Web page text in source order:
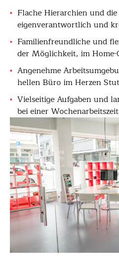
Flache Hierarchien und
eigenverantwortlich und
Familienfreundliche und
der Möglichkeit, im
Angenehme
hellen Büro im Herzen
Vielseitige Aufgaben und
bei einer